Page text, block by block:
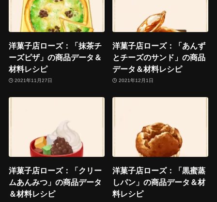
洋菓子店ローズ：「抹茶チ
ーズピザ」の商品データ＆
材料レシピ
2021年11月27日
洋菓子店ローズ：「あんず
とチーズのサンド」の商品
データ＆材料レシピ
2021年12月1日
洋菓子店ローズ：「クリー
ムあんみつ」の商品データ
＆材料レシピ
洋菓子店ローズ：「黒蜜蒸
しパン」の商品データ＆材
料レシピ